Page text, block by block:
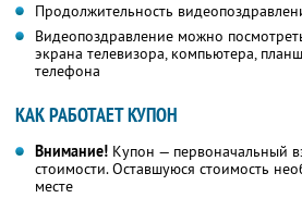
Продолжительность
Видеопоздравление можно
экрана телевизора, компьютера,
телефона
КАК РАБОТАЕТ КУПОН
Внимание! Купон — первоначальный
стоимости. Оставшуюся стоимость
месте